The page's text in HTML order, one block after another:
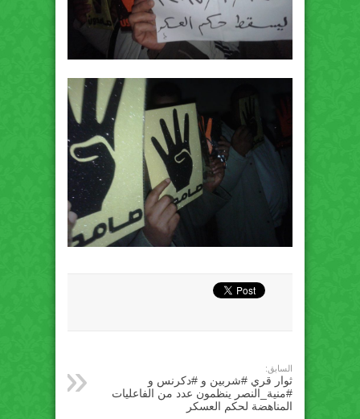
السابق:
ثوار قري #شربين و #دكرنس و
#منية_النصر ينظمون عدد من الفاعليات
المناهضة لحكم العسكر